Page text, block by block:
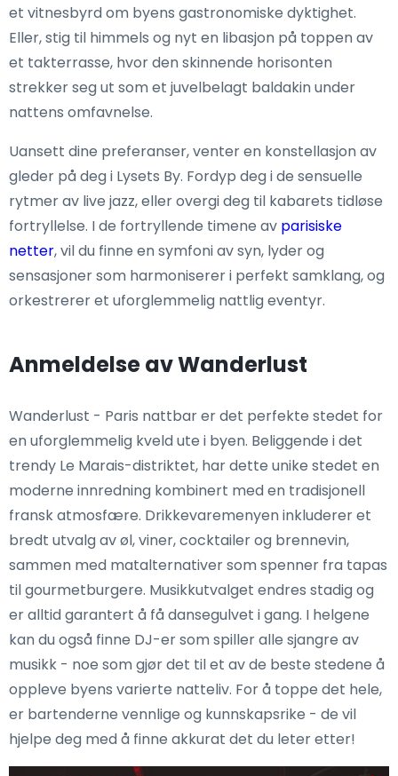
et vitnesbyrd om byens gastronomiske dyktighet.
Eller, stig til himmels og nyt en libasjon på toppen av
et takterrasse, hvor den skinnende horisonten
strekker seg ut som et juvelbelagt baldakin under
nattens omfavnelse.
Uansett dine preferanser, venter en konstellasjon av
gleder på deg i Lysets By. Fordyp deg i de sensuelle
rytmer av live jazz, eller overgi deg til kabarets tidløse
fortryllelse. I de fortryllende timene av parisiske
netter, vil du finne en symfoni av syn, lyder og
sensasjoner som harmoniserer i perfekt samklang, og
orkestrerer et uforglemmelig nattlig eventyr.
Anmeldelse av Wanderlust
Wanderlust - Paris nattbar er det perfekte stedet for
en uforglemmelig kveld ute i byen. Beliggende i det
trendy Le Marais-distriktet, har dette unike stedet en
moderne innredning kombinert med en tradisjonell
fransk atmosfære. Drikkevaremenyen inkluderer et
bredt utvalg av øl, viner, cocktailer og brennevin,
sammen med matalternativer som spenner fra tapas
til gourmetburgere. Musikkutvalget endres stadig og
er alltid garantert å få dansegulvet i gang. I helgene
kan du også finne DJ-er som spiller alle sjangre av
musikk - noe som gjør det til et av de beste stedene å
oppleve byens varierte natteliv. For å toppe det hele,
er bartenderne vennlige og kunnskapsrike - de vil
hjelpe deg med å finne akkurat det du leter etter!